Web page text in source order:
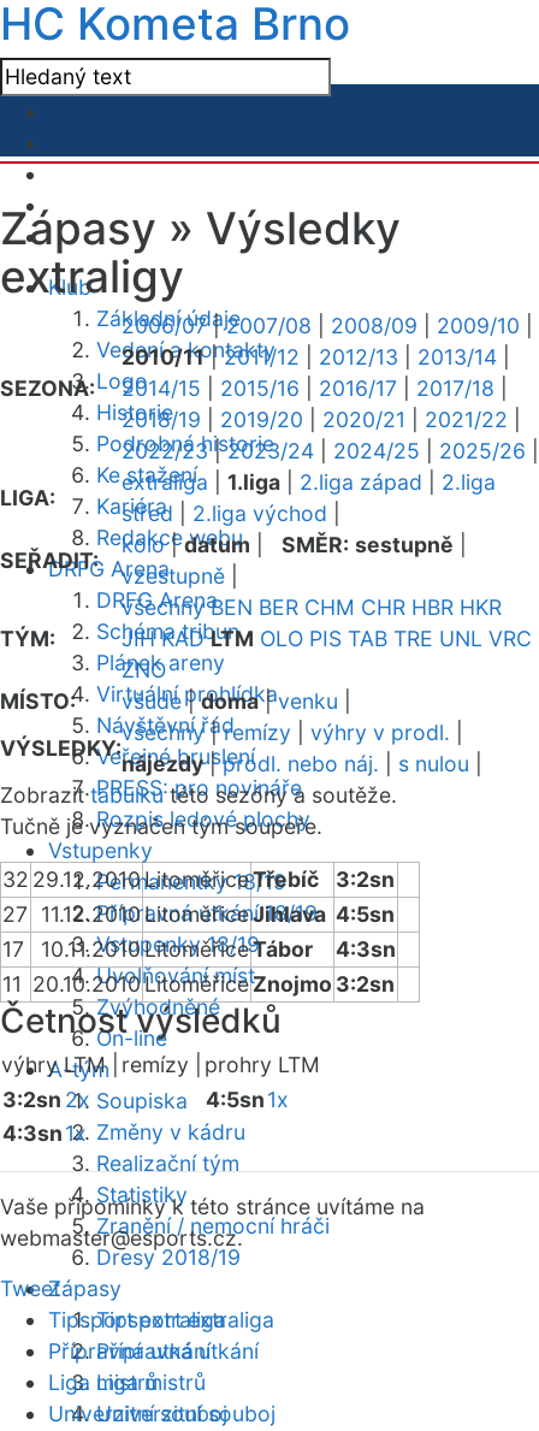
HC Kometa Brno
Klub
Základní údaje
Vedení a kontakty
Logo
Historie
Podrobná historie
Ke stažení
Kariéra
Redakce webu
DRFG Arena
DRFG Arena
Schéma tribun
Plánek areny
Virtuální prohlídka
Návštěvní řád
Veřejné bruslení
PRESS: pro novináře
Rozpis ledové plochy
Vstupenky
Permanentky 18/19
Přípravná utkání 18/19
Vstupenky 18/19
Uvolňování míst
Zvýhodněné
On-line
A-tým
Soupiska
Změny v kádru
Realizační tým
Statistiky
Zranění / nemocní hráči
Dresy 2018/19
Zápasy
Tipsport extraliga
Přípravná utkání
Liga mistrů
Univerzitní souboj
Zápasy » Výsledky
extraligy
SEZONA:
2006/07|2007/08 2008/09 2009/10
2010/11|2011/12 2012/13 2013/14
2014/15
2015/16 2016/17 2017/18
2018/19
2019/20 2020/21 2021/22
2022/23|2023/24 2024/25 2025/26
LIGA:
extraliga 1.liga 2.liga západ
2.liga
střed
2.liga východ
SEŘADIT:
kolo|datum SMĚR: sestupně
vzestupně
TÝM:
všechny BEN BER CHM CHR HBR HKR
JIH KAD LTM OLO PIS TAB TRE UNL VRC
ZNO
MÍSTO:
všude|doma|venku
VÝSLEDKY:
všechny|remízy výhry v prodl.
nájezdy|prodl. nebo náj. s nulou
Zobrazittabulkutéto sezóny a soutěže.
Tučně je vyznačen tým soupeře.
32 29.12.2010LitoměřiceTřebíč
3:2sn
27
11.12.2010LitoměřiceJihlava 4:5sn
17
10.11.2010LitoměřiceTábor
4:3sn
11 20.10.2010LitoměřiceZnojmo 3:2sn
Četnost výsledků
výhry LTM | remízy |
prohry LTM
3:2sn 2x
4:3sn1x
4:5sn1x
Vaše připomínky k této stránce uvítáme na
webmaster@esports.cz.
Tweet
Tipsport extraliga
Přípravná utkání
Liga mistrů
Univerzitní souboj